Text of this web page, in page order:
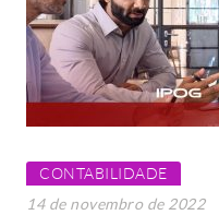
CONTABILIDADE
14 de novembro de 2022